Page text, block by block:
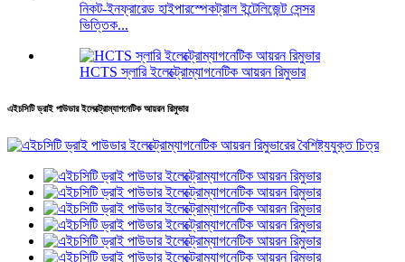
নিকট-ইনফ্রারেড হাইপারস্পেকট্রাল ইন্টেলিজেন্ট সেন্সর
ভিত্তিক...
HCTS স্লারি ইলেক্ট্রোম্যাগনেটিক আয়রন রিমুভার
এইচসিটি ড্রাই পাউডার ইলেক্ট্রোম্যাগনেটিক আয়রন রিমুভার